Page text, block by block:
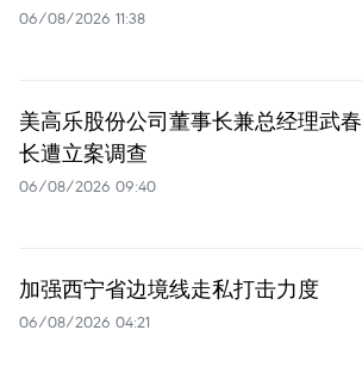
06/08/2026 11:38
美高乐股份公司董事长兼总经理武春
长遭立案调查
06/08/2026 09:40
加强西宁省边境线走私打击力度
06/08/2026 04:21